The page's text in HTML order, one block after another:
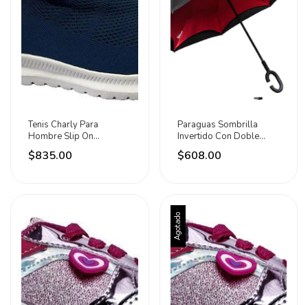
Tenis Charly Para
Hombre Slip On
1086330002
$835.00
Paraguas Sombrilla
Invertido Con Doble
Forro Portatil Urrea
$608.00
Agotado